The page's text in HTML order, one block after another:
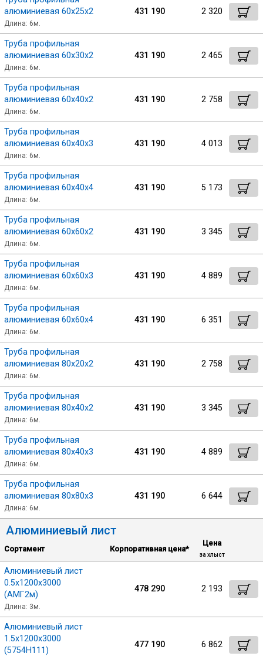
алюминиевая 60х25х2
Длина: 6м.
431 190 2 320
Труба профильная
алюминиевая 60х30х2
Длина: 6м.
431 190 2 465
Труба профильная
алюминиевая 60х40х2
Длина: 6м.
431 190 2 758
Труба профильная
алюминиевая 60х40х3
Длина: 6м.
431 190 4 013
Труба профильная
алюминиевая 60х40х4
Длина: 6м.
431 190 5 173
Труба профильная
алюминиевая 60х60х2
Длина: 6м.
431 190 3 345
Труба профильная
алюминиевая 60х60х3
Длина: 6м.
431 190 4 889
Труба профильная
алюминиевая 60х60х4
Длина: 6м.
431 190 6 351
Труба профильная
алюминиевая 80х20х2
Длина: 6м.
431 190 2 758
Труба профильная
алюминиевая 80х40х2
Длина: 6м.
431 190 3 345
Труба профильная
алюминиевая 80х40х3
Длина: 6м.
431 190 4 889
Труба профильная
алюминиевая 80х80х3
Длина: 6м.
431 190 6 644
Алюминиевый лист
Сортамент Корпоративная цена*
Цена
за хлыст
Алюминиевый лист
0.5х1200х3000
(АМГ2м)
Длина: 3м.
478 290 2 193
Алюминиевый лист
1.5х1200х3000
(5754Н111)
477 190 6 862